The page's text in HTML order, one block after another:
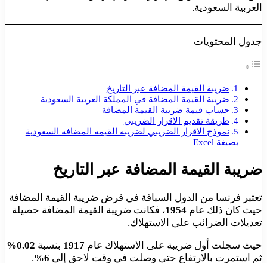
العربية السعودية.
جدول المحتويات
ضريبة القيمة المضافة عبر التاريخ
ضريبة القيمة المضافة في المملكة العربية السعودية
حساب قيمة ضريبة القيمة المضافة
طريقة تقديم الاقرار الضريبي
نموذج الاقرار الضريبي لضريبه القيمه المضافه السعودية
بصيغة Excel
ضريبة القيمة المضافة عبر التاريخ
تعتبر فرنسا من الدول السباقة في فرض ضريبة القيمة المضافة
حيث كان ذلك عام 1954، فكانت ضريبة القيمة المضافة حصيلة
تعديلات الضرائب على الاستهلاك.
حيث سجلت أول ضريبة على الاستهلاك عام 1917 بنسبة 0.02%
ثم استمرت بالارتفاع حتى وصلت في وقت لاحق إلى 6%
.